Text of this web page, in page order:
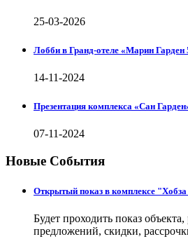
25-03-2026
Лобби в Гранд-отеле «Марин Гарден
14-11-2024
Презентация комплекса «Сан
07-11-2024
Новые События
Открытый показ в комплексе
Будет проходить показ
предложений, скидки,